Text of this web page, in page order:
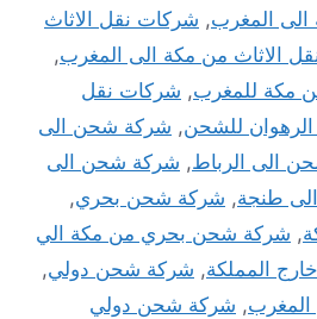
المغرب, شركات نقل الاثاث
الاثاث من مكة الى المغرب,
مكة للمغرب, شركات نقل
للشحن, شركة شحن الى
الى الرباط, شركة شحن الى
طنجة, شركة شحن بحري,
, شركة شحن بحري من مكة الي
المملكة, شركة شحن دولي,
, شركة شحن دولي